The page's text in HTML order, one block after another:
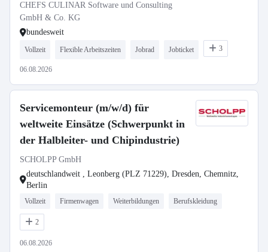
CHEFS CULINAR Software und Consulting
GmbH & Co. KG
bundesweit
Vollzeit Flexible Arbeitszeiten Jobrad Jobticket 3
06.08.2026
Servicemonteur (m/w/d) für
weltweite Einsätze (Schwerpunkt in
der Halbleiter- und Chipindustrie)
SCHOLPP GmbH
deutschlandweit , Leonberg (PLZ 71229), Dresden, Chemnitz,
Berlin
Vollzeit Firmenwagen Weiterbildungen Berufskleidung
2
06.08.2026